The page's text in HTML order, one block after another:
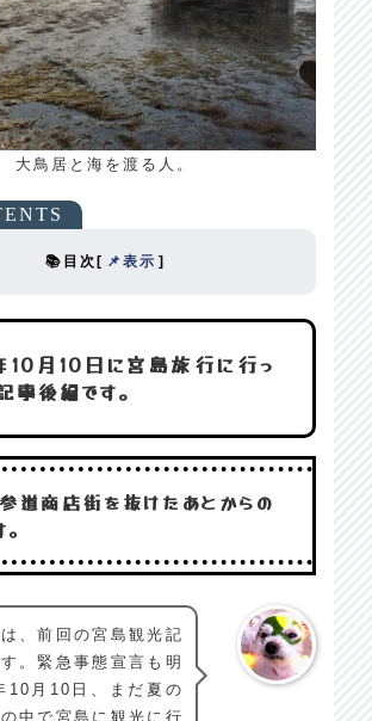
大鳥居と海を渡る人。
📚目次 [ 📌表示 ]
10月10日に宮島旅行に行っ
事後編です。
道商店街を抜けたあとからの
、前回の宮島観光記
。緊急事態宣言も明
10月10日、まだ夏の
中で宮島に観光に行